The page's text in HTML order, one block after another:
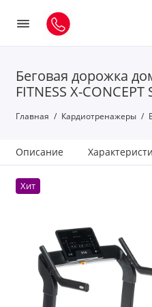
Беговая дорожка
FITNESS X-CONCEPT
Главная Кардиотренажеры
Описание
Хит